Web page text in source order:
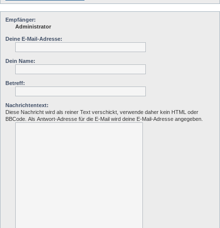
Empfänger:
Administrator
Deine E-Mail-Adresse:
Dein Name:
Betreff:
Nachrichtentext:
Diese Nachricht wird als reiner Text verschickt, verwende daher kein HTML oder
BBCode. Als Antwort-Adresse für die E-Mail wird deine E-Mail-Adresse angegeben.